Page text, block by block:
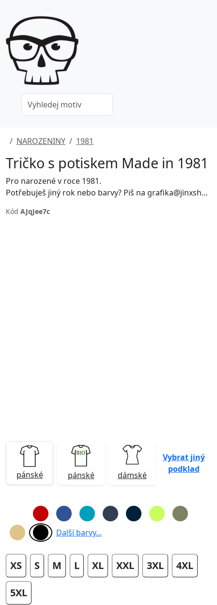
NAROZENINY 1981
Tričko s potiskem Made in 1981
Pro narozené v roce 1981.
Potřebuješ jiný rok nebo barvy? Piš na grafika@jinxshop.cz
Kód AJqJee7c
pánské pánské dámské
Vybrat jiný
podklad
Další barvy...
XS S M L XL XXL 3XL 4XL
5XL